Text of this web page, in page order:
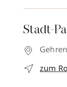
Stadt-
zum